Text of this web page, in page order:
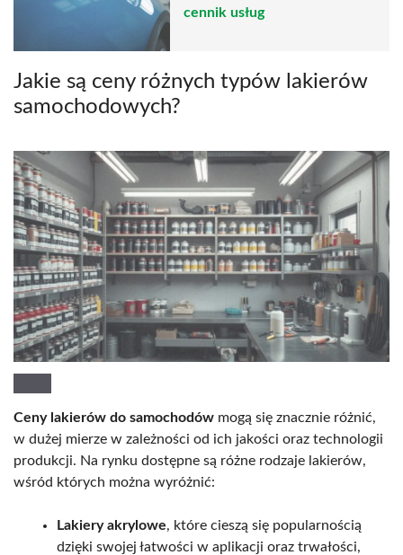
cennik usług
Jakie są ceny różnych typów lakierów
samochodowych?
Ceny lakierów do samochodów mogą się znacznie różnić,
w dużej mierze w zależności od ich jakości oraz technologii
produkcji. Na rynku dostępne są różne rodzaje lakierów,
wśród których można wyróżnić:
Lakiery akrylowe, które cieszą się popularnością
dzięki swojej łatwości w aplikacji oraz trwałości,